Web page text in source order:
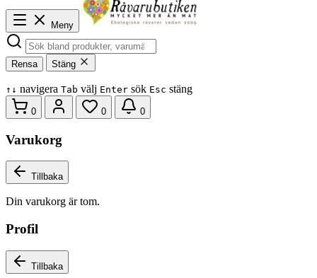
Meny
Rensa Stäng
↑ ↓ navigera Tab välj Enter sök Esc stäng
0 0 0
Varukorg
Tillbaka
Din varukorg är tom.
Profil
Tillbaka